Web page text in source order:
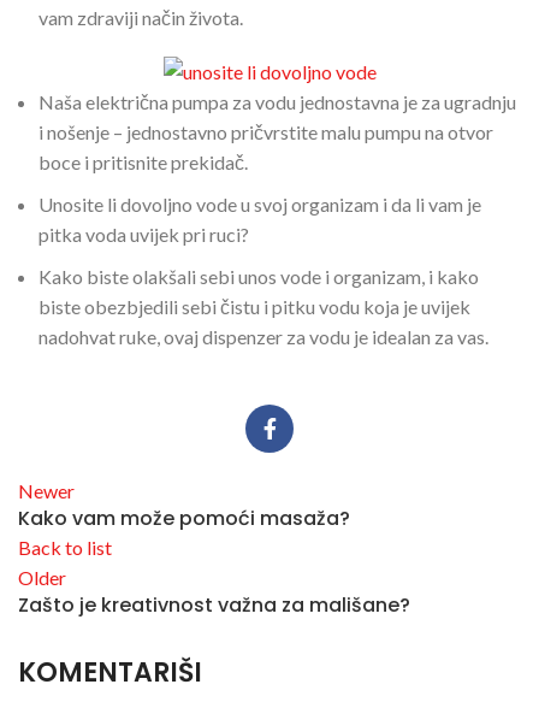
vam zdraviji način života.
Naša električna pumpa za vodu jednostavna je za ugradnju
i nošenje – jednostavno pričvrstite malu pumpu na otvor
boce i pritisnite prekidač.
Unosite li dovoljno vode u svoj organizam i da li vam je
pitka voda uvijek pri ruci?
Kako biste olakšali sebi unos vode i organizam, i kako
biste obezbjedili sebi čistu i pitku vodu koja je uvijek
nadohvat ruke, ovaj dispenzer za vodu je idealan za vas.
Newer
Kako vam može pomoći masaža?
Back to list
Older
Zašto je kreativnost važna za mališane?
KOMENTARIŠI